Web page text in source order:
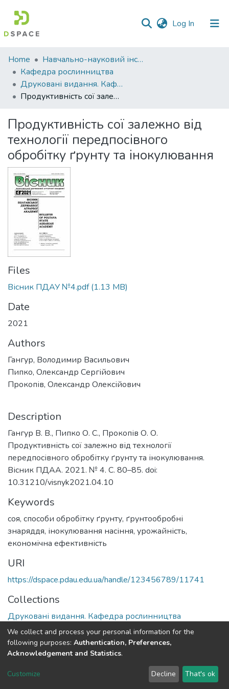
Log In (current)
Communities
&
Collections
All of DSpace
Statistics
Home
Навчально-науковий інститут агротехнологій, селекції та екології
Кафедра рослинництва
Друковані видання. Кафедра рослинництва
Продуктивність сої залежно від технології передпосівного обробітку ґрунту та інокулювання
Продуктивність сої залежно від
технології передпосівного
обробітку ґрунту та інокулювання
Files
Вісник ПДАУ №4.pdf(1.13 MB)
Date
2021
Authors
Гангур, Володимир Васильович
Пипко, Олександр Сергійович
Прокопів, Олександр Олексійович
Description
Гангур В. В., Пипко О. С., Прокопів О. О.
Продуктивність сої залежно від технології
передпосівного обробітку ґрунту та інокулювання.
Вісник ПДАА. 2021. № 4. С. 80–85. doi:
10.31210/visnyk2021.04.10
Keywords
соя, способи обробітку ґрунту, ґрунтообробні
знаряддя, інокулювання насіння, урожайність,
економічна ефективність
URI
https://dspace.pdau.edu.ua/handle/123456789/11741
Collections
Друковані видання. Кафедра рослинництва
Full item page
DSpace software copyright © 2002-2026 LYRASIS
Send Feedback
We collect and process your personal information for the
following purposes: Authentication, Preferences,
Acknowledgement and Statistics.
Customize Decline That's ok